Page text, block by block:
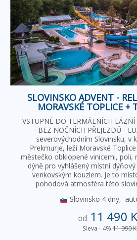
SLOVINSKO ADVENT -
MORAVSKÉ TOPLICE +
- VSTUPNÉ DO TERMÁLNÍCH LÁZNÍ
- BEZ NOČNÍCH PŘEJEZDŮ -
severovýchodním Slovinsku, v
Prekmurje, leží Moravské
městečko obklopené vinicemi, poli,
dýně pro vyhlášený místní
venkovským kouzlem. Je to
pohodová atmosféra této
Slovinsko 4 dny,
od 11 490
Sleva - 4% 11 990